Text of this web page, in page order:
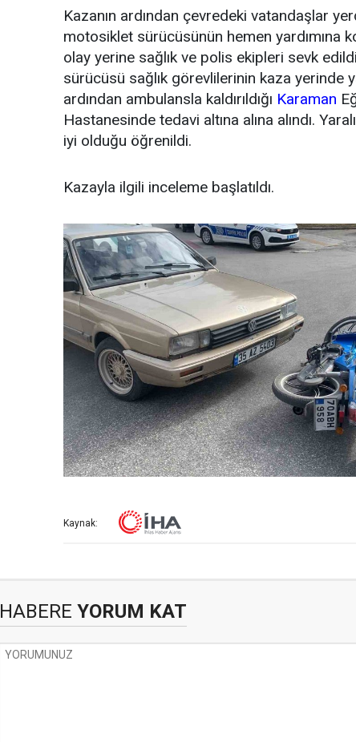
Kazanın ardından çevredeki vatandaşlar
motosiklet sürücüsünün hemen yardımına
olay yerine sağlık ve polis ekipleri sevk
sürücüsü sağlık görevlilerinin kaza yerinde
ardından ambulansla kaldırıldığı Karaman
Hastanesinde tedavi altına alına alındı.
iyi olduğu öğrenildi.
Kazayla ilgili inceleme başlatıldı.
Kaynak:
HABERE YORUM KAT